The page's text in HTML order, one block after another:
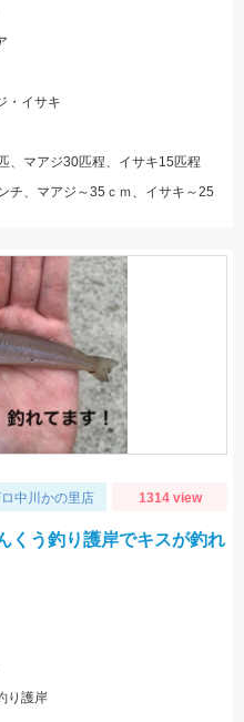
・イサキ
、マアジ30匹程、イサキ15匹程
チ、マアジ～35ｃｍ、イサキ～25
中川かの里店 1314 view
くう釣り護岸でキスが釣れ
り護岸